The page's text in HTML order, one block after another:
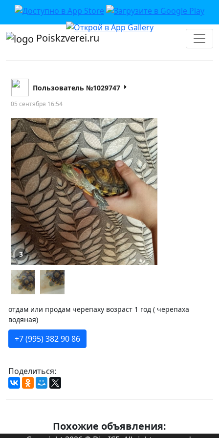
Poiskzverei.ru
Пользователь №1029747
05 сентября 16:54
3
отдам или продам черепаху возраст 1 год ( черепаха
водяная)
+7 (995) 382 90 86
Поделиться:
Похожие объявления: